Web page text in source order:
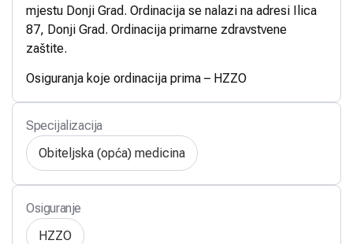
mjestu Donji Grad. Ordinacija se nalazi na adresi Ilica
87, Donji Grad. Ordinacija primarne zdravstvene
zaštite.
Osiguranja koje ordinacija prima – HZZO
Specijalizacija
Obiteljska (opća) medicina
Osiguranje
HZZO